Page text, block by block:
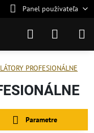
Panel používateľa
PROFESIONÁLNE
Parametre